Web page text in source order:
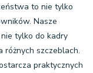
to nie tylko
Nasze
tylko do kadry
różnych szczeblach.
praktycznych